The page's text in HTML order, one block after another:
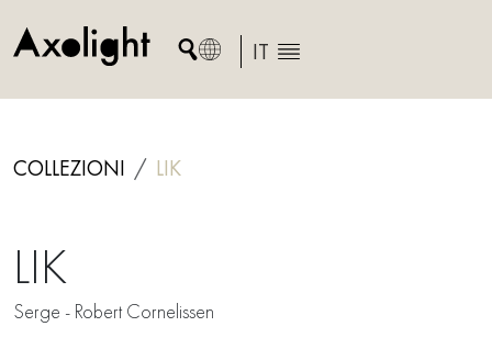
to
IT
COLLEZIONI LIK
LIK
Serge - Robert Cornelissen